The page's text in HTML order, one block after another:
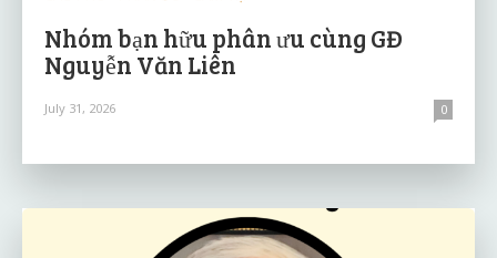
Nhóm bạn hữu phân ưu cùng GĐ
Nguyễn Văn Liên
July 31, 2026 0